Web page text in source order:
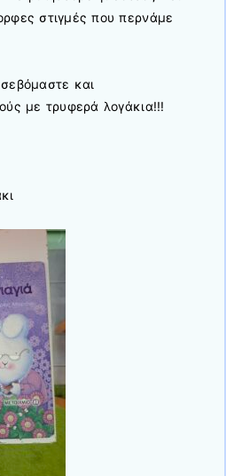
στιγμές που περνάμε
και
με τρυφερά λογάκια!!!